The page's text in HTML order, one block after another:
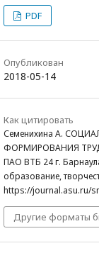
PDF
Опубликован
2018-05-14
Как цитировать
Семенихина А.
ФОРМИРОВАНИЯ
ПАО ВТБ 24 г.
образование,
https://journal.asu.ru/
Другие форматы